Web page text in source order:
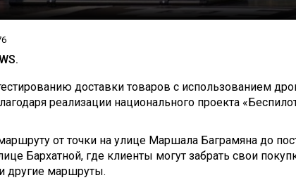
доставки товаров с использованием
реализации национального проекта
от точки на улице Маршала Баграмяна до
Бархатной, где клиенты могут забрать свои
другие маршруты.